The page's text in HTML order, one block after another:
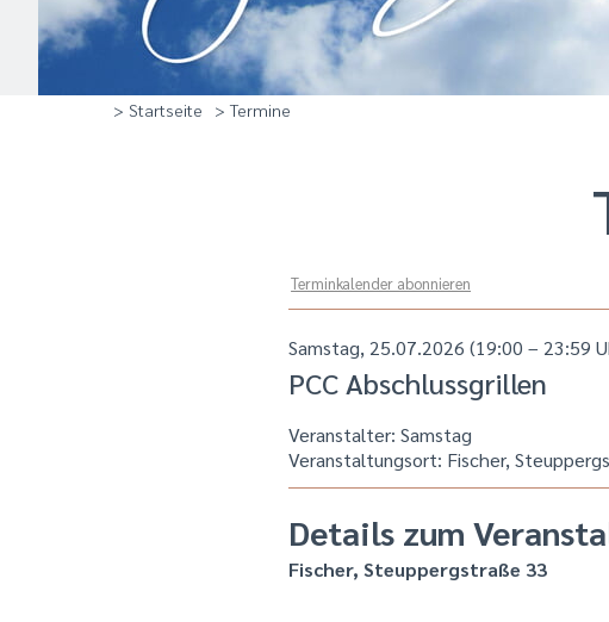
> Startseite > Termine
Terminkalender abonnieren
Samstag, 25.07.2026 (19:00 – 23:59
PCC Abschlussgrillen
Veranstalter: Samstag
Veranstaltungsort: Fischer,
Details zum
Fischer, Steuppergstraße 33